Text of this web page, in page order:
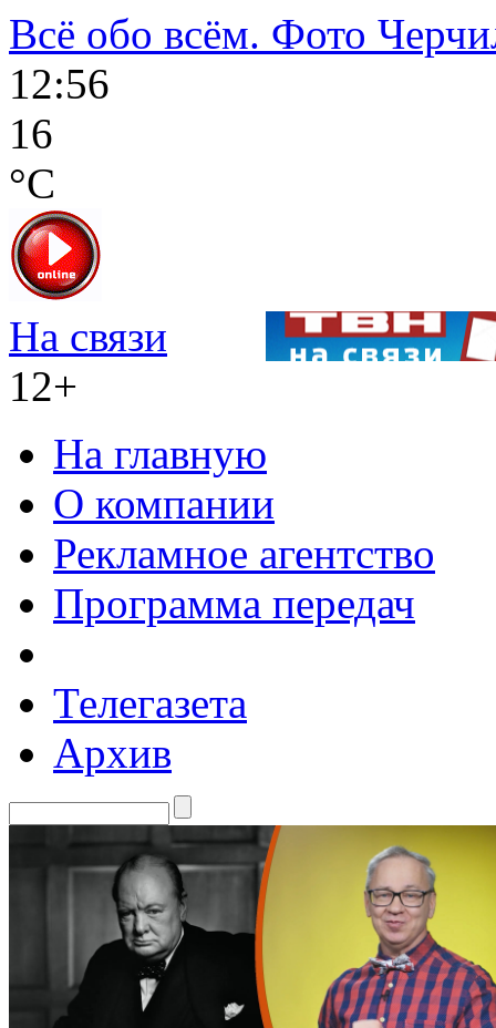
Всё обо всём. Фото
12:56
16
°C
На связи
12+
На главную
О компании
Рекламное агентство
Программа передач
Телегазета
Архив